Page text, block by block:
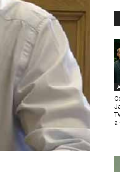
a